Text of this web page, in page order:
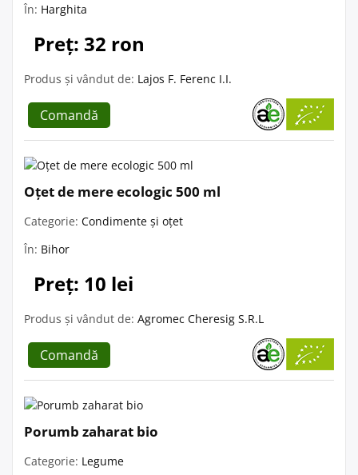
În: Harghita
Preț: 32 ron
Produs și vândut de: Lajos F. Ferenc I.I.
Comandă
Oțet de mere ecologic 500 ml
Categorie: Condimente și oțet
În: Bihor
Preț: 10 lei
Produs și vândut de: Agromec Cheresig S.R.L
Comandă
Porumb zaharat bio
Categorie: Legume